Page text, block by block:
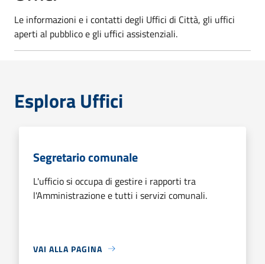
Le informazioni e i contatti degli Uffici di Città, gli uffici
aperti al pubblico e gli uffici assistenziali.
Esplora Uffici
Segretario comunale
L'ufficio si occupa di gestire i rapporti tra
l'Amministrazione e tutti i servizi comunali.
VAI ALLA PAGINA